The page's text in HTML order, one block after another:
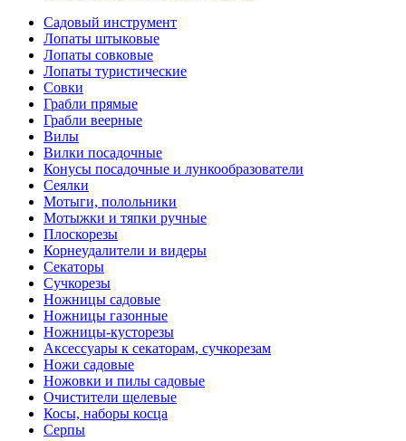
Садовый инструмент
Лопаты штыковые
Лопаты совковые
Лопаты туристические
Совки
Грабли прямые
Грабли веерные
Вилы
Вилки посадочные
Конусы посадочные и лункообразователи
Сеялки
Мотыги, полольники
Мотыжки и тяпки ручные
Плоскорезы
Корнеудалители и видеры
Секаторы
Сучкорезы
Ножницы садовые
Ножницы газонные
Ножницы-кусторезы
Аксессуары к секаторам, сучкорезам
Ножи садовые
Ножовки и пилы садовые
Очистители щелевые
Косы, наборы косца
Серпы